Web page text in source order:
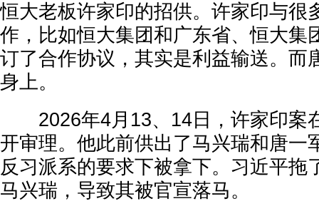
恒大老板许家印的招供。许家印与很
作，比如恒大集团和广东省、恒大集
订了合作协议，其实是利益输送。而
身上。
2026年4月13、14日，许家印案
开审理。他此前供出了马兴瑞和唐一
反习派系的要求下被拿下。习近平拖
马兴瑞，导致其被官宣落马。